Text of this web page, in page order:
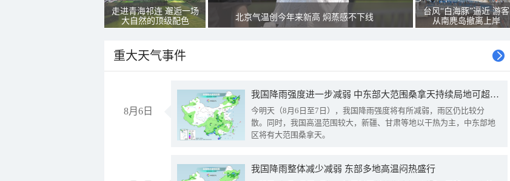
走进青海祁连 邂逅一场
大自然的顶级配色
北京气温创今年来新高 焖蒸感不下线
台风“白海豚”逼近 游客
从南麂岛撤离上岸
重大天气事件
8月6日
我国降雨强度进一步减弱 中东部大范围桑拿天持续局地可超38℃
今明天（8月6日至7日），我国降雨强度将有所减弱，雨区仍比较分
散。同时，我国高温范围较大，新疆、甘肃等地以干热为主，中东部地
区将有大范围桑拿天。
我国降雨整体减少减弱 东部多地高温闷热盛行